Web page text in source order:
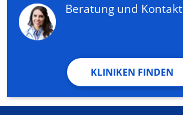
Beratung und Kontakt
KLINIKEN FINDEN